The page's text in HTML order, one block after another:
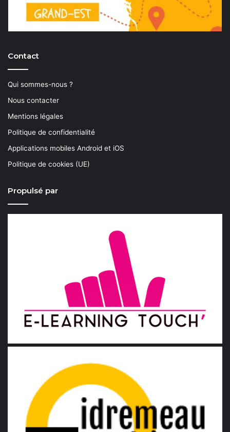
Contact
Qui sommes-nous ?
Nous contacter
Mentions légales
Politique de confidentialité
Applications mobiles Android et iOS
Politique de cookies (UE)
Propulsé par